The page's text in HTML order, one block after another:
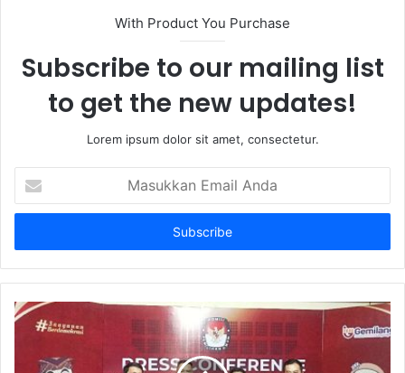
With Product You Purchase
Subscribe to our mailing list
to get the new updates!
Lorem ipsum dolor sit amet, consectetur.
Email
Anda